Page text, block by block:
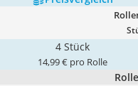
4 Stück
14,99 € pro Rolle